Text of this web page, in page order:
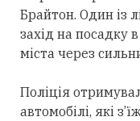
Брайтон. Один із
захід на посадку
міста через
Поліція
автомобілі, які